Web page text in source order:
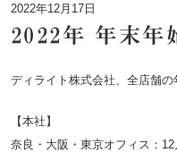
2022年12月17日
2022年 年末年
ディライト株式会社、全店舗の
【本社】
奈良・大阪・東京オフィス：12